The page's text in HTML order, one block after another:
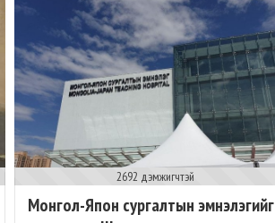
2692 дэмжигчтэй
Монгол-Япон сургалтын эмнэлэгийг